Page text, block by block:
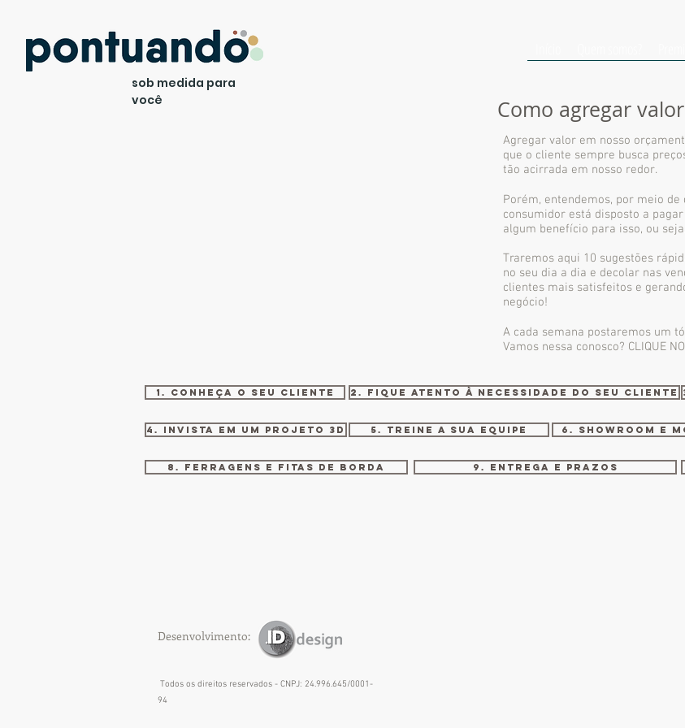
Como agregar
Agregar valor em nosso
que o cliente sempre busca
tão acirrada em nosso redor.
Porém, entendemos, por meio
consumidor está disposto a
algum benefício para isso, ou seja,
Traremos aqui 10 sugestões
no seu dia a dia e decolar nas
clientes mais satisfeitos e
negócio!
A cada semana postaremos um
Vamos nessa conosco? CLIQUE
1. Conheça o seu cliente 2. FIQUE ATENTO À NECESSIDADE DO SEU CLIENTE
4. INVISTA EM UM PROJETO 3D 5. TREINE A SUA EQUIPE 6. SHOWROOM E
8. FERRAGENS E FITAS DE BORDA 9. ENTREGA E PRAZOS
sob medida para
você
Desenvolvimento:
Todos os direitos reservados - CNPJ: 24.996.645/0001-
94